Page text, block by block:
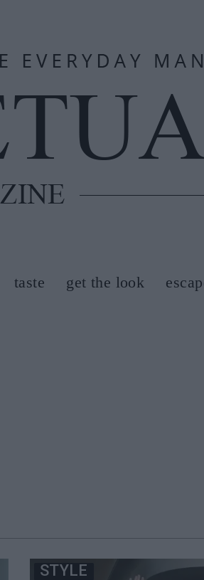
taste get the look
STYLE